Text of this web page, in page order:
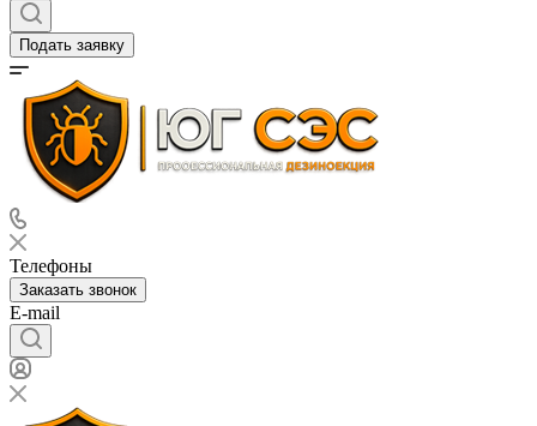
Подать заявку
Телефоны
Заказать звонок
E-mail